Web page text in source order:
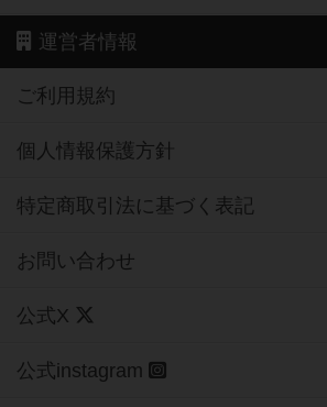
運営者情報
ご利用規約
個人情報保護方針
特定商取引法に基づく表記
お問い合わせ
公式X
公式instagram